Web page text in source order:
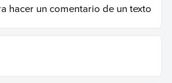
hacer un comentario de un texto